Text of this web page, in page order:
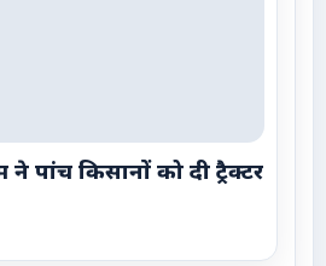
पांच किसानों को दी ट्रैक्टर